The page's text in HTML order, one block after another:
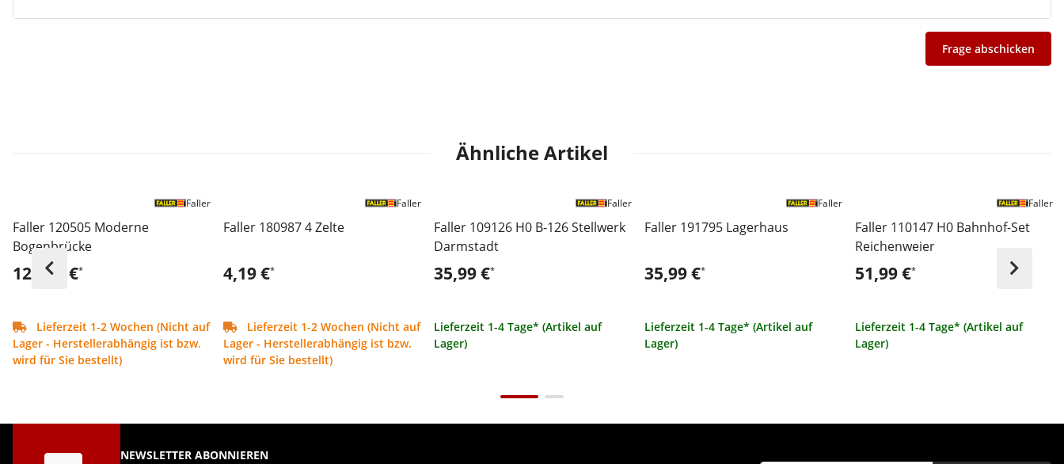
Frage abschicken
Ähnliche Artikel
Faller 120505 Moderne
Bogenbrücke
128,95 €*
Lieferzeit 1-2 Wochen (Nicht auf
Lager - Herstellerabhängig ist bzw.
wird für Sie bestellt)
Faller
Faller 180987 4 Zelte
4,19 €*
Lieferzeit 1-2 Wochen (Nicht auf
Lager - Herstellerabhängig ist bzw.
wird für Sie bestellt)
Faller
Faller 109126 H0 B-126 Stellwerk
Darmstadt
35,99 €*
Lieferzeit 1-4 Tage* (Artikel auf
Lager)
Faller
Faller 191795 Lagerhaus
35,99 €*
Lieferzeit 1-4 Tage* (Artikel auf
Lager)
Faller
Faller 110147 H0 Bahnhof-Set
Reichenweier
51,99 €*
Lieferzeit 1-4 Tage* (Artikel auf
Lager)
Faller
NEWSLETTER ABONNIEREN